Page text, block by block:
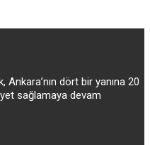
dört bir yanına 20
sağlamaya devam